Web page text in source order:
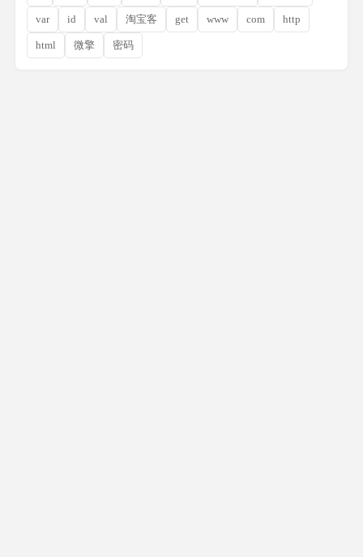
var id val 淘宝客 get www com http
html 微擎 密码